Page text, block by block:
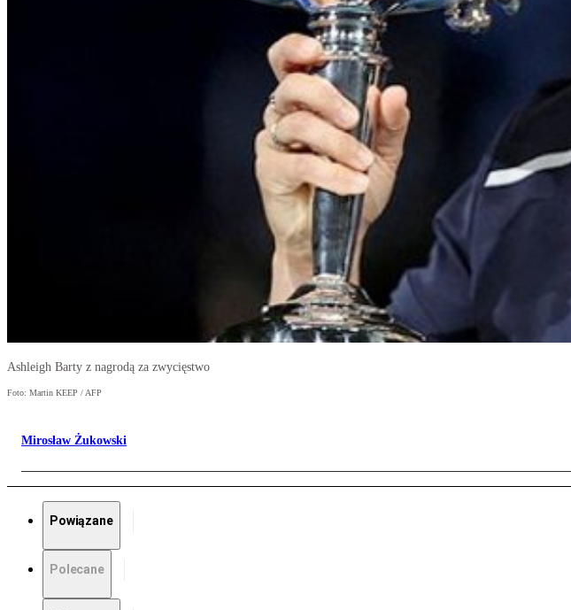
Ashleigh Barty z nagrodą za zwycięstwo
Foto: Martin KEEP / AFP
Mirosław Żukowski
Powiązane
Polecane